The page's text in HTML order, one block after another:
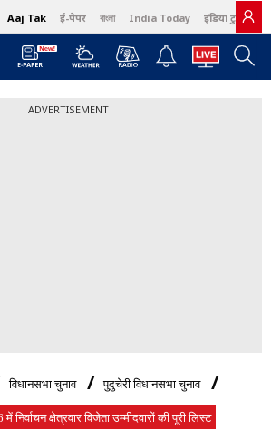
Aaj Tak ई-पेपर বাংলা India Today इंडिया टुडे हिंदी
ADVERTISEMENT
विधानसभा चुनाव पुदुचेरी विधानसभा चुनाव
क्षेत्रवार विजेता उम्मीदवारों की पूरी लिस्ट